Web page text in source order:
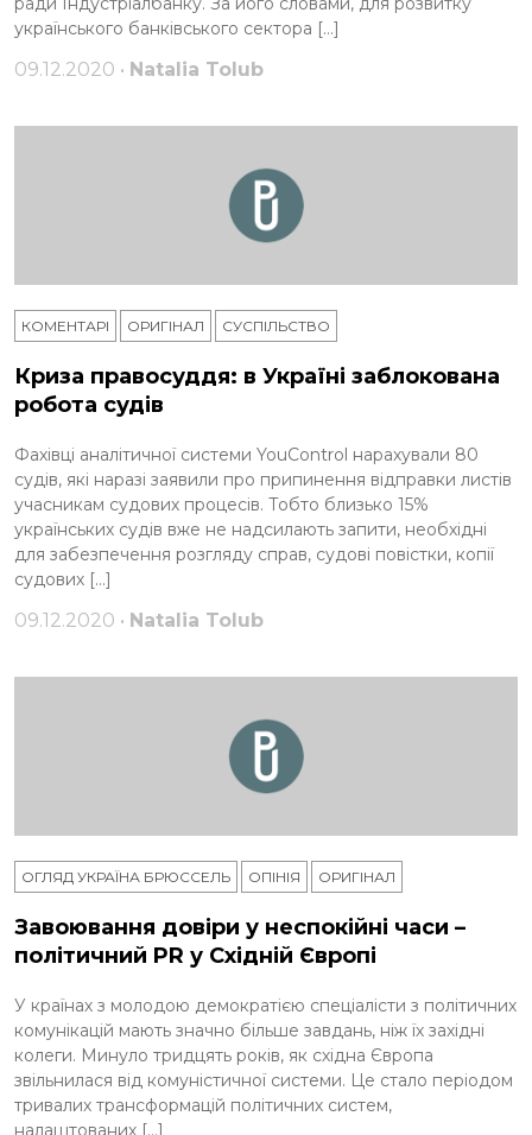
українського банківського сектора […]
09.12.2020 • Natalia Tolub
КОМЕНТАРІ ОРИГІНАЛ СУСПІЛЬСТВО
Криза правосуддя: в Україні заблокована
робота судів
Фахівці аналітичної системи YouControl нарахували 80
судів, які наразі заявили про припинення відправки листів
учасникам судових процесів. Тобто близько 15%
українських судів вже не надсилають запити, необхідні
для забезпечення розгляду справ, судові повістки, копії
судових […]
09.12.2020 • Natalia Tolub
ОГЛЯД УКРАЇНА БРЮССЕЛЬ ОПІНІЯ ОРИГІНАЛ
Завоювання довіри у неспокійні часи –
політичний PR у Східній Європі
У країнах з молодою демократією спеціалісти з політичних
комунікацій мають значно більше завдань, ніж їх західні
колеги. Минуло тридцять років, як східна Європа
звільнилася від комуністичної системи. Це стало періодом
тривалих трансформацій політичних систем,
налаштованих […]